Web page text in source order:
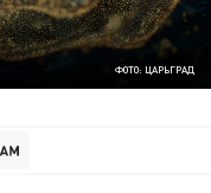
ФОТО: ЦАРЬГРАД